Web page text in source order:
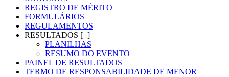
REGISTRO DE MÉRITO
FORMULÁRIOS
REGULAMENTOS
RESULTADOS [+]
PLANILHAS
RESUMO DO EVENTO
PAINEL DE RESULTADOS
TERMO DE RESPONSABILIDADE DE MENOR